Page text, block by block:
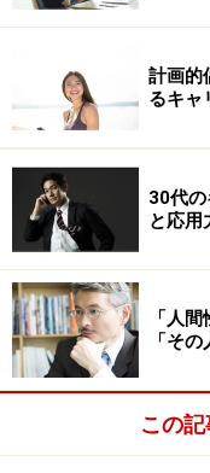
計画的
るキャ
30代
と応用
「人
「そ
この